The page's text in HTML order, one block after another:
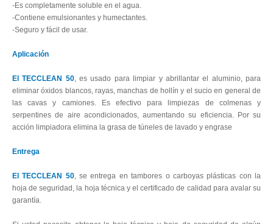
-Es completamente soluble en el agua.
-Contiene emulsionantes y humectantes.
-Seguro y fácil de usar.
Aplicación
El TECCLEAN 50, es usado para limpiar y abrillantar el aluminio, para
eliminar óxidos blancos, rayas, manchas de hollín y el sucio en general de
las cavas y camiones. Es efectivo para limpiezas de colmenas y
serpentines de aire acondicionados, aumentando su eficiencia. Por su
acción limpiadora elimina la grasa de túneles de lavado y engrase
Entrega
El TECCLEAN 50, se entrega en tambores o carboyas plásticas con la
hoja de seguridad, la hoja técnica y el certificado de calidad para avalar su
garantía.